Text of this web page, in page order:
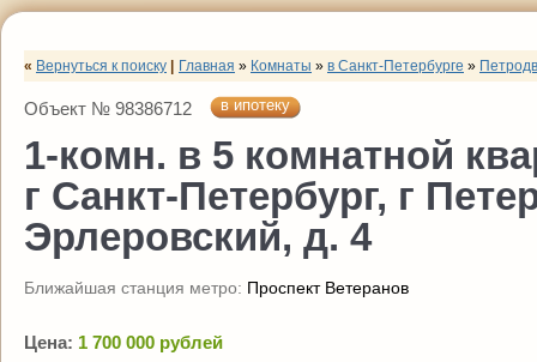
« Вернуться к поиску Главная » Комнаты » в Санкт-Петербурге »
Объект № 98386712 в ипотеку
1-комн. в 5 комнатной
г Санкт-Петербург, г
Эрлеровский, д. 4
Ближайшая станция метро: Проспект Ветеранов
Цена: 1 700 000 рублей